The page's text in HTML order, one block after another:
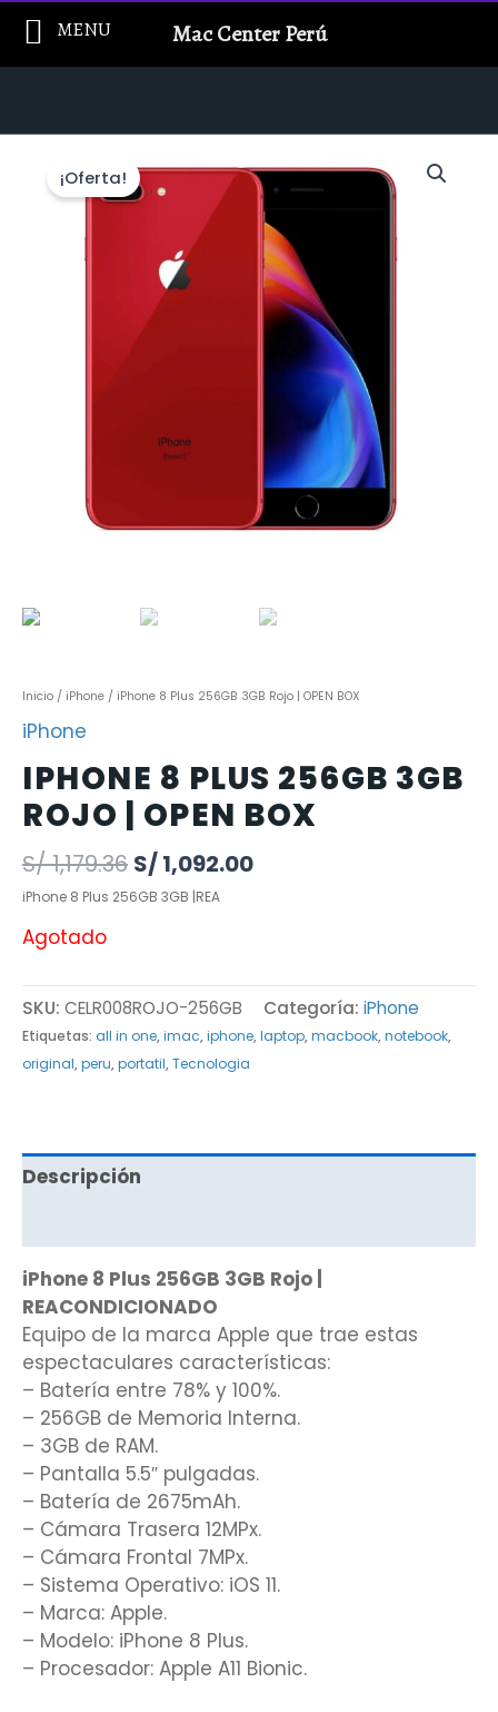
contenido
¡Oferta!
Inicio / iPhone / iPhone 8 Plus 256GB 3GB Rojo | OPEN BOX
iPhone
IPHONE 8 PLUS 256GB 3GB
ROJO | OPEN BOX
S/1,179.36 S/1,092.00
iPhone 8 Plus 256GB 3GB |REA
Agotado
SKU: CELR008ROJO-256GB Categoría: iPhone
Etiquetas: all in one,imac,iphone,laptop,macbook,notebook,
original,peru,portatil,Tecnologia
Descripción
iPhone 8 Plus 256GB 3GB Rojo |
REACONDICIONADO
Equipo de la marca Apple que trae estas
espectaculares características:
– Batería entre 78% y 100%.
– 256GB de Memoria Interna.
– 3GB de RAM.
– Pantalla 5.5″ pulgadas.
– Batería de 2675mAh.
– Cámara Trasera 12MPx.
– Cámara Frontal 7MPx.
– Sistema Operativo: iOS 11.
– Marca: Apple.
– Modelo: iPhone 8 Plus.
– Procesador: Apple A11 Bionic.
MENU Mac Center Perú